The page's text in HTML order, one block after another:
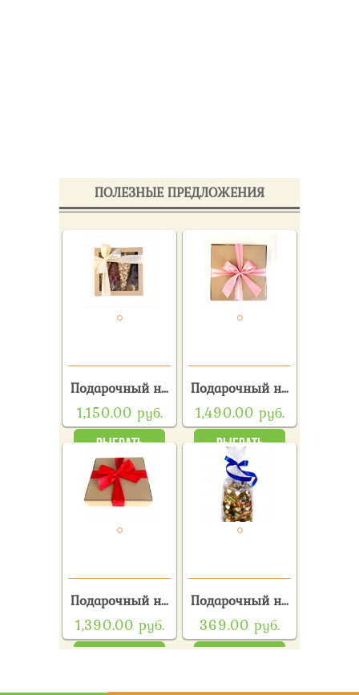
ПОЛЕЗНЫЕ ПРЕДЛОЖЕНИЯ
Подарочный н…
1,150.00 руб.
ВЫБРАТЬ
Подарочный н…
1,490.00 руб.
ВЫБРАТЬ
Подарочный н…
1,390.00 руб.
Подарочный н…
369.00 руб.